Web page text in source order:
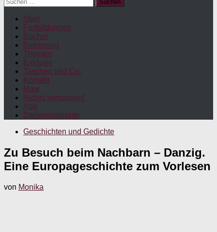
nach:
Start
Fortbildungen
Bücher
Betreuung
Themen
Exklusiv
Taschen und Co.
Kontakt
Maw
Nichts verpassen!
App
Stellenangebote
Geschichten und Gedichte
Zu Besuch beim Nachbarn – Danzig.
Eine Europageschichte zum Vorlesen
von Monika